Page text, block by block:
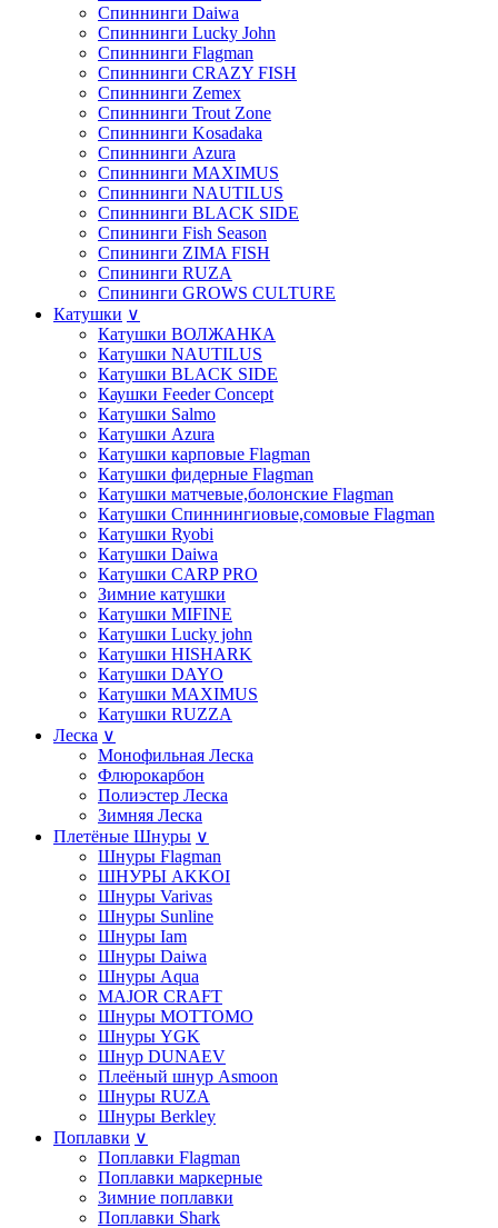
Спиннинги Daiwa
Спиннинги Lucky John
Спиннинги Flagman
Спиннинги CRAZY FISH
Спиннинги Zemex
Спиннинги Trout Zone
Спиннинги Kosadaka
Спиннинги Azura
Спиннинги MAXIMUS
Спиннинги NAUTILUS
Спиннинги BLACK SIDE
Спининги Fish Season
Спининги ZIMA FISH
Спининги RUZA
Спининги GROWS CULTURE
Катушки ∨
Катушки ВОЛЖАНКА
Катушки NAUTILUS
Катушки BLACK SIDE
Каушки Feeder Concept
Катушки Salmo
Катушки Azura
Катушки карповые Flagman
Катушки фидерные Flagman
Катушки матчевые,болонские Flagman
Катушки Спиннингиовые,сомовые Flagman
Катушки Ryobi
Катушки Daiwa
Катушки СARP PRO
Зимние катушки
Катушки MIFINE
Катушки Lucky john
Катушки HISHARK
Катушки DAYO
Катушки MAXIMUS
Катушки RUZZA
Леска ∨
Монофильная Леска
Флюрокарбон
Полиэстер Леска
Зимняя Леска
Плетёные Шнуры ∨
Шнуры Flagman
ШНУРЫ AKKOI
Шнуры Varivas
Шнуры Sunline
Шнуры Iam
Шнуры Daiwa
Шнуры Aqua
MAJOR CRAFT
Шнуры MOTTOMO
Шнуры YGK
Шнур DUNAEV
Плеёный шнур Asmoon
Шнуры RUZA
Шнуры Berkley
Поплавки ∨
Поплавки Flagman
Поплавки маркерные
Зимние поплавки
Поплавки Shark